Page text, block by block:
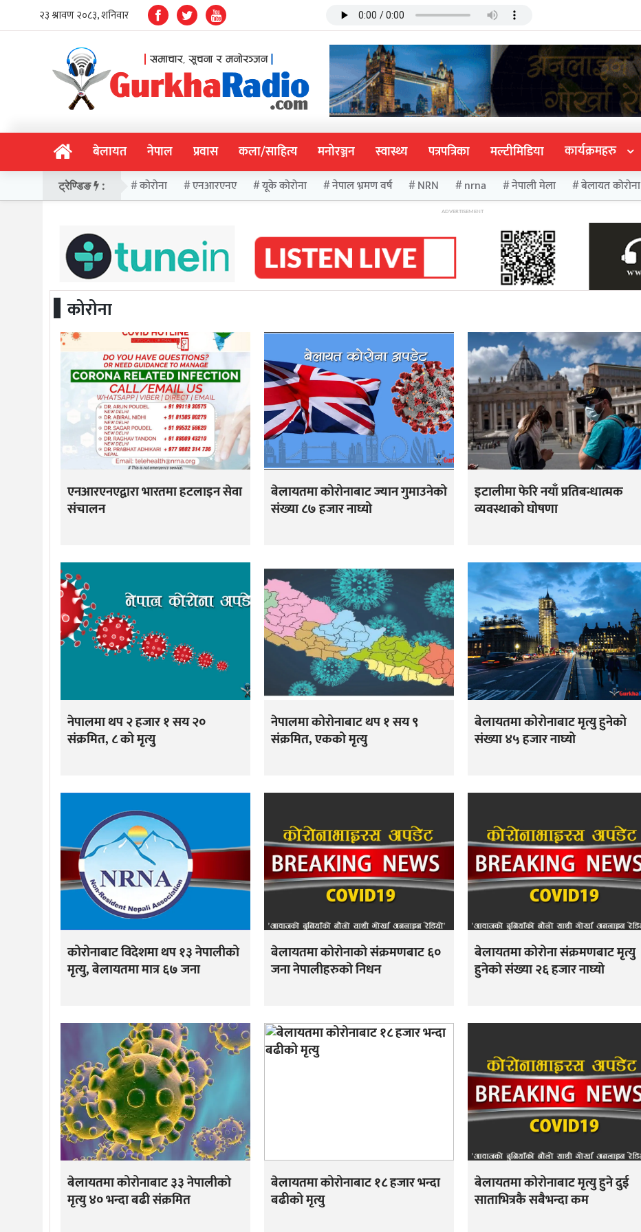
बेलायत नेपाल प्रवास कला/साहित्य मनोरञ्जन स्वास्थ्य पत्रपत्रिका मल्टीमिडिया कार्यक्रमहरु
ट्रेण्डिङ : कोरोना एनआरएनए यूके कोरोना नेपाल भ्रमण वर्ष NRN nrna नेपाली मेला बेलायत कोरोना
ADVERTISEMENT
कोरोना
एनआरएनएद्वारा भारतमा हटलाइन सेवा
संचालन
बेलायतमा कोरोनाबाट ज्यान गुमाउनेको
संख्या ८७ हजार नाघ्यो
इटालीमा फेरि नयाँ प्रतिबन्धात्मक
व्यवस्थाको घोषणा
नेपालमा थप २ हजार १ सय २०
संक्रमित, ८ को मृत्यु
नेपालमा कोरोनाबाट थप १ सय ९
संक्रमित, एकको मृत्यु
बेलायतमा कोरोनाबाट मृत्यु हुनेको
संख्या ४५ हजार नाघ्यो
कोरोनाबाट विदेशमा थप १३ नेपालीको
मृत्यु, बेलायतमा मात्र ६७ जना
बेलायतमा कोरोनाको संक्रमणबाट ६०
जना नेपालीहरुको निधन
बेलायतमा कोरोना संक्रमणबाट मृत्यु
हुनेको संख्या २६ हजार नाघ्यो
बेलायतमा कोरोनाबाट ३३ नेपालीको
मृत्यु ४० भन्दा बढी संक्रमित
बेलायतमा कोरोनाबाट १८ हजार भन्दा
बढीको मृत्यु
बेलायतमा कोरोनाबाट मृत्यु हुने दुई
साताभित्रकै सबैभन्दा कम